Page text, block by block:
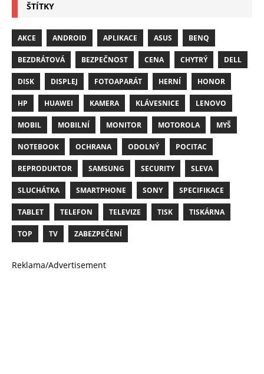
ŠTÍTKY
AKCE ANDROID APLIKACE ASUS BENQ
BEZDRÁTOVÁ BEZPEČNOST CENA CHYTRÝ DELL
DISK DISPLEJ FOTOAPARÁT HERNÍ HONOR
HP HUAWEI KAMERA KLÁVESNICE LENOVO
MOBIL MOBILNÍ MONITOR MOTOROLA MYŠ
NOTEBOOK OCHRANA ODOLNÝ POCITAC
REPRODUKTOR SAMSUNG SECURITY SLEVA
SLUCHÁTKA SMARTPHONE SONY SPECIFIKACE
TABLET TELEFON TELEVIZE TISK TISKÁRNA
TOP TV ZABEZPEČENÍ
Reklama/Advertisement